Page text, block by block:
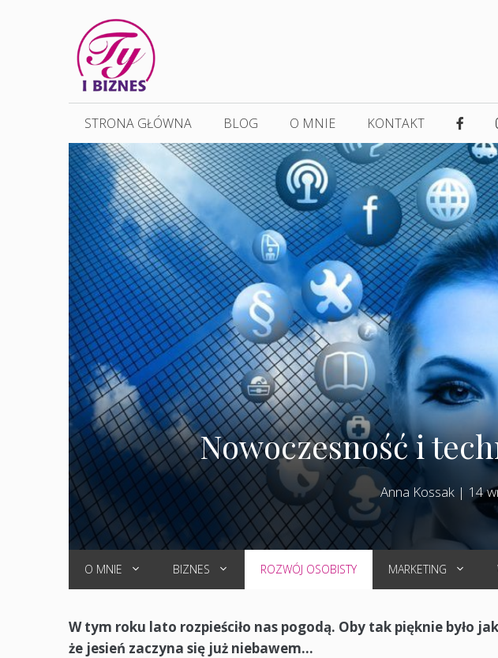
STRONA GŁÓWNA BLOG O MNIE KONTAKT
Nowoczesność i
Anna Kossak | 14
O MNIE BIZNES ROZWÓJ OSOBISTY MARKETING
W tym roku lato rozpieściło nas pogodą. Oby tak pięknie było
że jesień zaczyna się już niebawem…